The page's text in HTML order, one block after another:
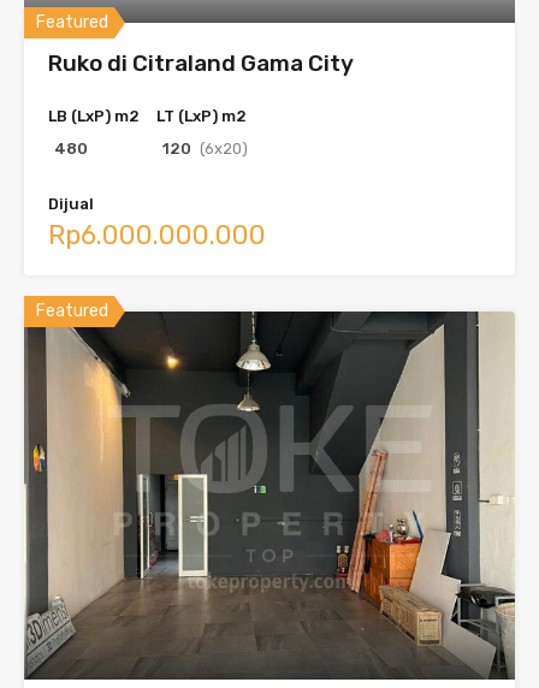
Featured
Ruko di Citraland Gama City
LB (LxP) m2
480
LT (LxP) m2
120 (6x20)
Dijual
Rp6.000.000.000
Featured